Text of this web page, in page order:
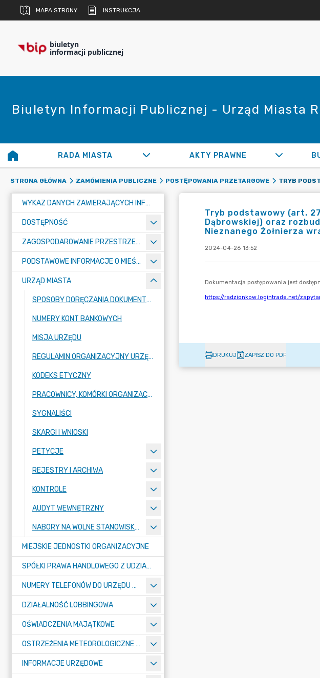
MAPA STRONY INSTRUKCJA
biuletyn
informacji publicznej
Biuletyn Informacji Publicznej - Urząd Miasta
RADA MIASTA AKTY PRAWNE
STRONA GŁÓWNA ZAMÓWIENIA PUBLICZNE POSTĘPOWANIA PRZETARGOWE
WYKAZ DANYCH ZAWIERAJĄCYCH INFORMACJE O ŚRODOWISKU I JEGO OCHRONIE
DOSTĘPNOŚĆ
ZAGOSPODAROWANIE PRZESTRZENNE
PODSTAWOWE INFORMACJE O MIEŚCIE
URZĄD MIASTA
SPOSOBY DORĘCZANIA DOKUMENTÓW DO URZĘDU MIASTA RADZIONKÓW
NUMERY KONT BANKOWYCH
MISJA URZĘDU
REGULAMIN ORGANIZACYJNY URZĘDU
KODEKS ETYCZNY
PRACOWNICY, KOMÓRKI ORGANIZACYJNE URZĘDU
SYGNALIŚCI
SKARGI I WNIOSKI
PETYCJE
REJESTRY I ARCHIWA
KONTROLE
AUDYT WEWNĘTRZNY
NABORY NA WOLNE STANOWISKA PRACY
MIEJSKIE JEDNOSTKI ORGANIZACYJNE
SPÓŁKI PRAWA HANDLOWEGO Z UDZIAŁEM GMINY
NUMERY TELEFONÓW DO URZĘDU MIASTA, MIEJSKICH JEDNOSTEK ORGANIZACYJNYCH ORAZ SPÓŁEK PRAWA HANDLOWEGO Z UDZIAŁEM GMINY
DZIAŁALNOŚĆ LOBBINGOWA
OŚWIADCZENIA MAJĄTKOWE
OSTRZEŻENIA METEOROLOGICZNE O ZŁYM STANIE POWIETRZA I INNE
INFORMACJE URZĘDOWE
Tryb podstawowy (art.
Dąbrowskiej) oraz
Nieznanego Żołnierza
2024-04-26 13:52
DRUKUJ ZAPISZ DO PDF